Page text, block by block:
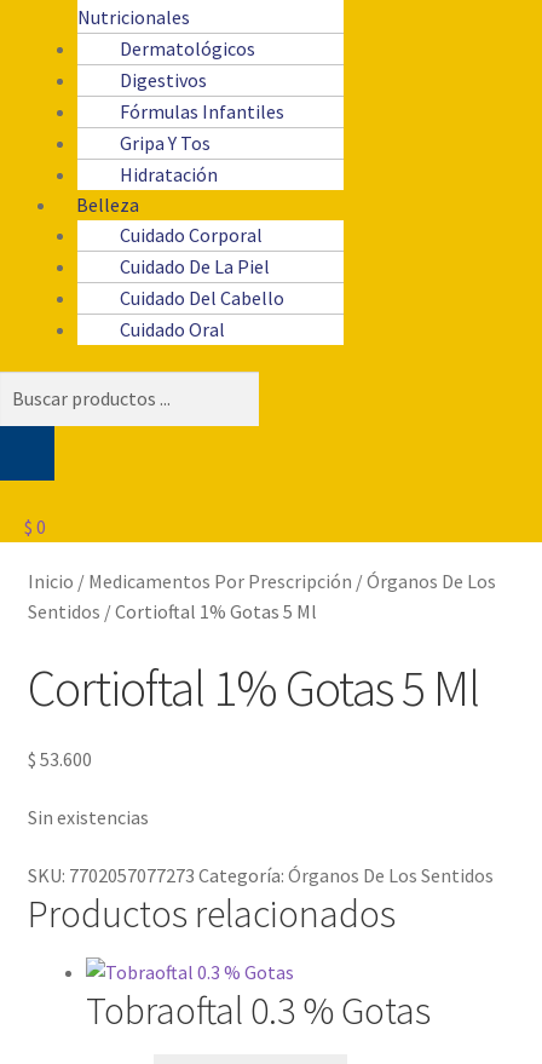
Nutricionales
Dermatológicos
Digestivos
Fórmulas Infantiles
Gripa Y Tos
Hidratación
Belleza
Cuidado Corporal
Cuidado De La Piel
Cuidado Del Cabello
Cuidado Oral
$ 0
Inicio / Medicamentos Por Prescripción /Órganos De Los
Sentidos /Cortioftal 1% Gotas 5 Ml
Cortioftal 1% Gotas 5 Ml
$ 53.600
Sin existencias
SKU: 7702057077273 Categoría: Órganos De Los Sentidos
Productos relacionados
Tobraoftal 0.3 % Gotas